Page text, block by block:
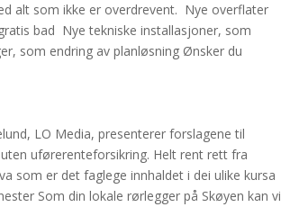
alt som ikke er overdrevent. ‍ Nye overflater
bad ‍ Nye tekniske installasjoner, som
som endring av planløsning Ønsker du
LO Media, presenterer forslagene til
uførerenteforsikring. Helt rent rett fra
som er det faglege innhaldet i dei ulike kursa
Som din lokale rørlegger på Skøyen kan vi